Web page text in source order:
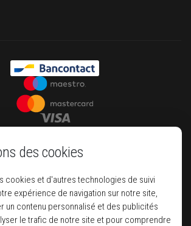
des cookies
cookies et d'autres technologies de suivi
expérience de navigation sur notre site,
un contenu personnalisé et des publicités
le trafic de notre site et pour comprendre